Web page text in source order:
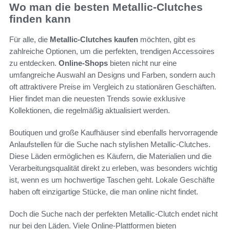
Wo man die besten Metallic-Clutches
finden kann
Für alle, die Metallic-Clutches kaufen möchten, gibt es
zahlreiche Optionen, um die perfekten, trendigen Accessoires
zu entdecken. Online-Shops bieten nicht nur eine
umfangreiche Auswahl an Designs und Farben, sondern auch
oft attraktivere Preise im Vergleich zu stationären Geschäften.
Hier findet man die neuesten Trends sowie exklusive
Kollektionen, die regelmäßig aktualisiert werden.
Boutiquen und große Kaufhäuser sind ebenfalls hervorragende
Anlaufstellen für die Suche nach stylishen Metallic-Clutches.
Diese Läden ermöglichen es Käufern, die Materialien und die
Verarbeitungsqualität direkt zu erleben, was besonders wichtig
ist, wenn es um hochwertige Taschen geht. Lokale Geschäfte
haben oft einzigartige Stücke, die man online nicht findet.
Doch die Suche nach der perfekten Metallic-Clutch endet nicht
nur bei den Läden. Viele Online-Plattformen bieten